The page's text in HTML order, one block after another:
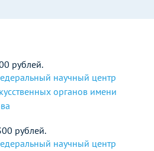
рублей.
научный центр
органов имени
рублей.
научный центр